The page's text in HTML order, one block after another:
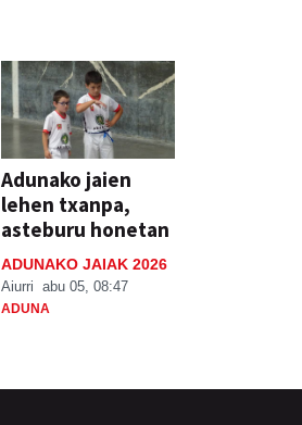
Adunako jaien
lehen txanpa,
asteburu honetan
ADUNAKO JAIAK 2026
Aiurri abu 05, 08:47
ADUNA